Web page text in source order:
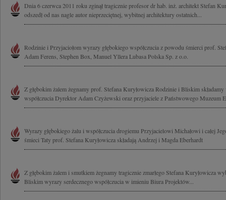
Dnia 6 czerwca 2011 roku zginął tragicznie profesor dr hab. inż. architekt Stefan
odszedł od nas nagle autor nieprzeciętnej, wybitnej architektury ostatnich...
Rodzinie i Przyjaciołom wyrazy głębokiego współczucia z powodu śmierci prof.
Adam Ferens, Stephen Box, Manuel Yllera Lubasa Polska Sp. z o.o.
Z głębokim żalem żegnamy prof. Stefana Kuryłowicza Rodzinie i Bliskim składamy
współczucia Dyrektor Adam Czyżewski oraz przyjaciele z Państwowego Muzeum
Wyrazy głębokiego żalu i współczucia drogiemu Przyjacielowi Michałowi i całej
śmieci Taty prof. Stefana Kuryłowicza składają Andrzej i Magda Eberhardt
Z głębokim żalem i smutkiem żegnamy tragicznie zmarłego Stefana Kuryłowicza
Bliskim wyrazy serdecznego współczucia w imieniu Biura Projektów...